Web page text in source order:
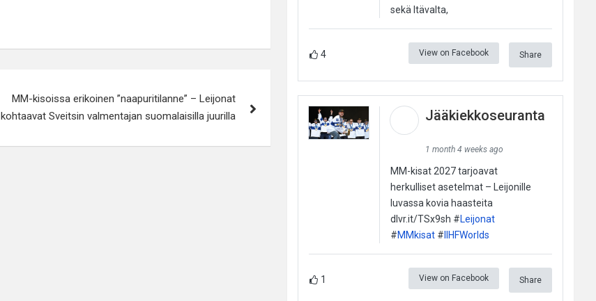
MM-kisoissa erikoinen ”naapuritilanne” – Leijonat
kohtaavat Sveitsin valmentajan suomalaisilla juurilla
sekä Itävalta,
4 View on Facebook Share
Jääkiekkoseuranta
1 month 4 weeks ago
MM-kisat 2027 tarjoavat
herkulliset asetelmat – Leijonille
luvassa kovia haasteita
dlvr.it/TSx9sh #Leijonat
#MMkisat#IIHFWorlds
1 View on Facebook Share